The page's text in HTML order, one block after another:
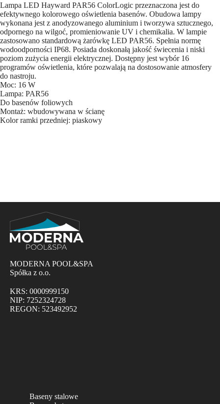
Lampa LED Hayward PAR56 ColorLogic przeznaczona jest do
efektywnego kolorowego oświetlenia basenów. Obudowa lampy
wykonana jest z anodyzowanego aluminium i tworzywa sztucznego,
odpornego na wilgoć, promieniowanie UV i chemikalia. W lampie
zastosowano standardową żarówkę LED PAR56. Spełnia normę
wodoodporności IP68. Posiada doskonałą jakość świecenia i niski
poziom zużycia energii elektrycznej. Dostępny jest wybór 16
programów oświetlenia, które pozwalają na dostosowanie atmosfery
do nastroju.
Moc: 16 W
Lampa: PAR56
Do basenów foliowych
Montaż: wbudowywana w ścianę
Kolor ramki przedniej: piaskowy
MODERNA POOL&SPA
Spółka z o.o.
KRS: 0000999150
NIP: 7252324728
REGON: 523492952
Baseny stalowe